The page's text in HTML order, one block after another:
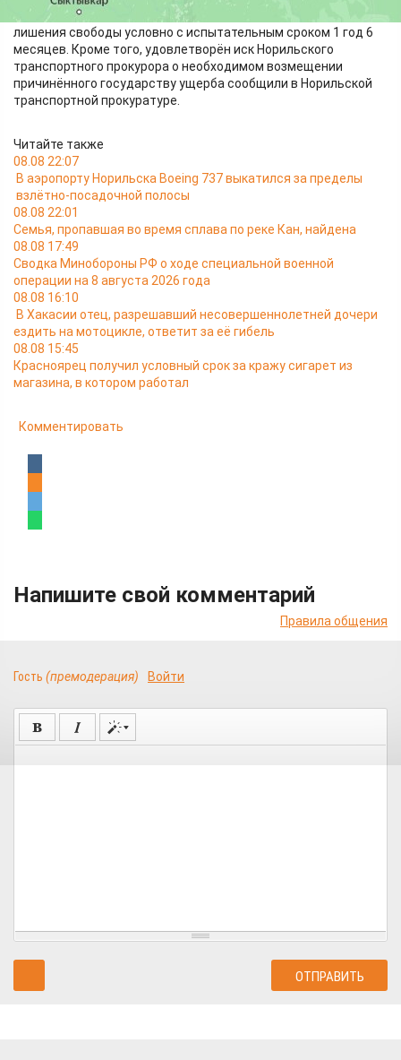
Суд назначил жителю Таймыра наказание в виде 2 лет
лишения свободы условно с испытательным сроком 1 год 6
месяцев. Кроме того, удовлетворён иск Норильского
транспортного прокурора о необходимом возмещении
причинённого государству ущерба сообщили в Норильской
транспортной прокуратуре.
Читайте также
08.08 22:07
В аэропорту Норильска Boeing 737 выкатился за пределы
взлётно-посадочной полосы
08.08 22:01
Семья, пропавшая во время сплава по реке Кан, найдена
08.08 17:49
Сводка Минобороны РФ о ходе специальной военной
операции на 8 августа 2026 года
08.08 16:10
В Хакасии отец, разрешавший несовершеннолетней дочери
ездить на мотоцикле, ответит за её гибель
08.08 15:45
Красноярец получил условный срок за кражу сигарет из
магазина, в котором работал
Комментировать
Напишите свой комментарий
Правила общения
Гость (премодерация) Войти